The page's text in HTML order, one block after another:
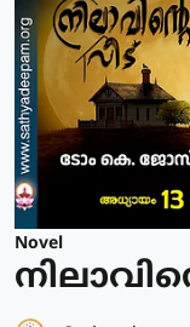
Novel